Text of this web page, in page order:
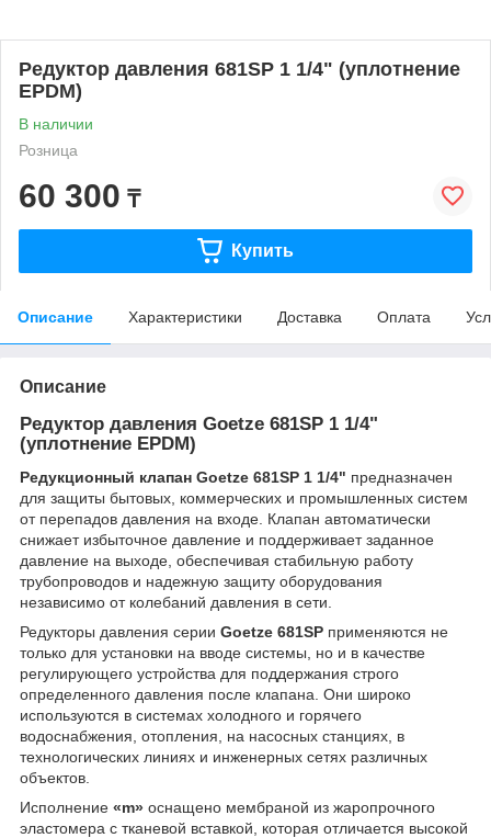
Редуктор давления 681SP 1 1/4" (уплотнение
EPDM)
В наличии
Розница
60 300 ₸
Купить
Описание Характеристики Доставка Оплата
Описание
Редуктор давления Goetze 681SP 1 1/4"
(уплотнение EPDM)
Редукционный клапан Goetze 681SP 1 1/4" предназначен
для защиты бытовых, коммерческих и промышленных систем
от перепадов давления на входе. Клапан автоматически
снижает избыточное давление и поддерживает заданное
давление на выходе, обеспечивая стабильную работу
трубопроводов и надежную защиту оборудования
независимо от колебаний давления в сети.
Редукторы давления серии Goetze 681SP применяются не
только для установки на вводе системы, но и в качестве
регулирующего устройства для поддержания строго
определенного давления после клапана. Они широко
используются в системах холодного и горячего
водоснабжения, отопления, на насосных станциях, в
технологических линиях и инженерных сетях различных
объектов.
Исполнение «m» оснащено мембраной из жаропрочного
эластомера с тканевой вставкой, которая отличается высокой